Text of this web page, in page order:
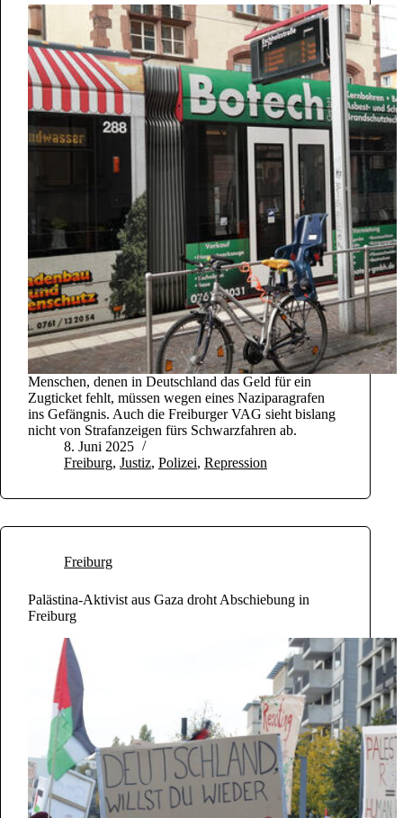
Menschen, denen in Deutschland das Geld für ein
Zugticket fehlt, müssen wegen eines Naziparagrafen
ins Gefängnis. Auch die Freiburger VAG sieht bislang
nicht von Strafanzeigen fürs Schwarzfahren ab.
8. Juni 2025
Freiburg, Justiz, Polizei, Repression
Freiburg
Palästina-Aktivist aus Gaza droht Abschiebung in
Freiburg